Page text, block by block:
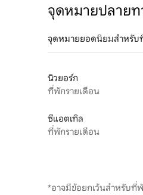
จุดหมายปลายท
จุดหมายยอดนิยมสำหรับ
นิวยอร์ก
ที่พักรายเดือน
ซีแอตเทิล
ที่พักรายเดือน
*อาจมีข้อยกเว้นสำหรับที่